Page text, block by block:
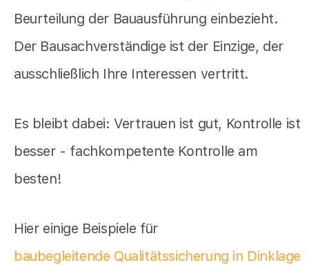
Beurteilung der Bauausführung einbezieht.
Der Bausachverständige ist der Einzige, der
ausschließlich Ihre Interessen vertritt.
Es bleibt dabei: Vertrauen ist gut, Kontrolle ist
besser - fachkompetente Kontrolle am
besten!
Hier einige Beispiele für
baubegleitende Qualitätssicherung in Dinklage